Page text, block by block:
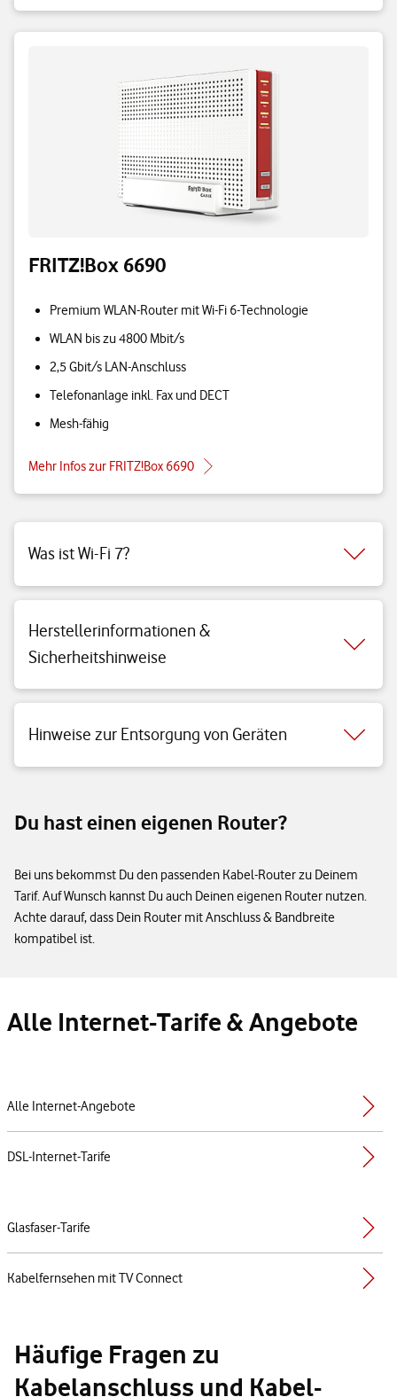
FRITZ!Box 6690
Premium WLAN-Router mit Wi-Fi 6-Technologie
WLAN bis zu 4800 Mbit/s
2,5 Gbit/s LAN-Anschluss
Telefonanlage inkl. Fax und DECT
Mesh-fähig
Mehr Infos zur FRITZ!Box 6690
Was ist Wi-Fi 7?
Herstellerinformationen &
Sicherheitshinweise
Hinweise zur Entsorgung von Geräten
Du hast einen eigenen Router?
Bei uns bekommst Du den passenden Kabel-Router zu Deinem
Tarif. Auf Wunsch kannst Du auch Deinen eigenen Router nutzen.
Achte darauf, dass Dein Router mit Anschluss & Bandbreite
kompatibel ist.
Alle Internet-Tarife & Angebote
Alle Internet-Angebote
DSL-Internet-Tarife
Glasfaser-Tarife
Kabelfernsehen mit TV Connect
Häufige Fragen zu
Kabelanschluss und Kabel-